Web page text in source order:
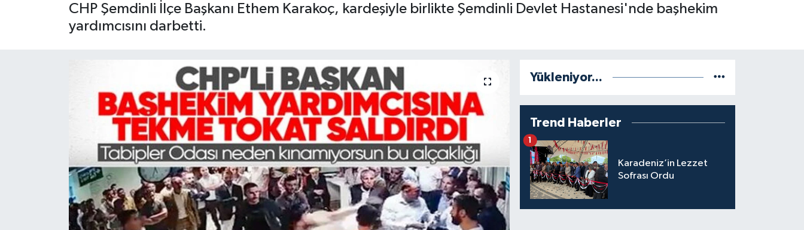
CHP Şemdinli İlçe Başkanı Ethem Karakoç, kardeşiyle birlikte Şemdinli Devlet Hastanesi'nde başhekim
yardımcısını darbetti.
Yükleniyor...
Trend Haberler
Karadeniz’in Lezzet
Sofrası Ordu
1
Son Dakika Haberleri